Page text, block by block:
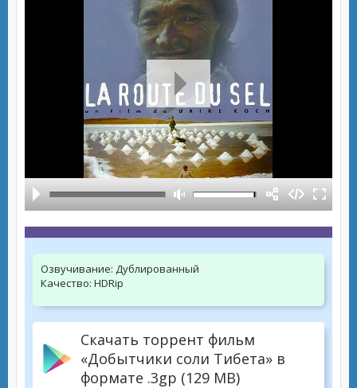
Озвучивание: Дублированный
Качество: HDRip
Скачать торрент фильм
«Добытчики соли Тибета» в
формате .3gp (129 MB)